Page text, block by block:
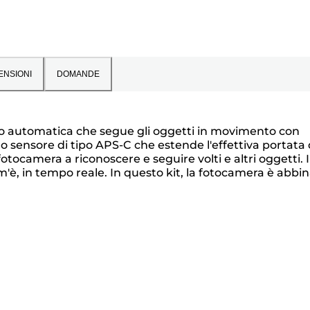
DOMANDE
automatica che segue gli oggetti in movimento con
sensore di tipo APS-C che estende l'effettiva portata
a riconoscere e seguire volti e altri oggetti.
in tempo reale. In questo kit, la fotocamera è